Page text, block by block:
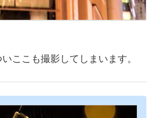
ここも撮影してしまいます。